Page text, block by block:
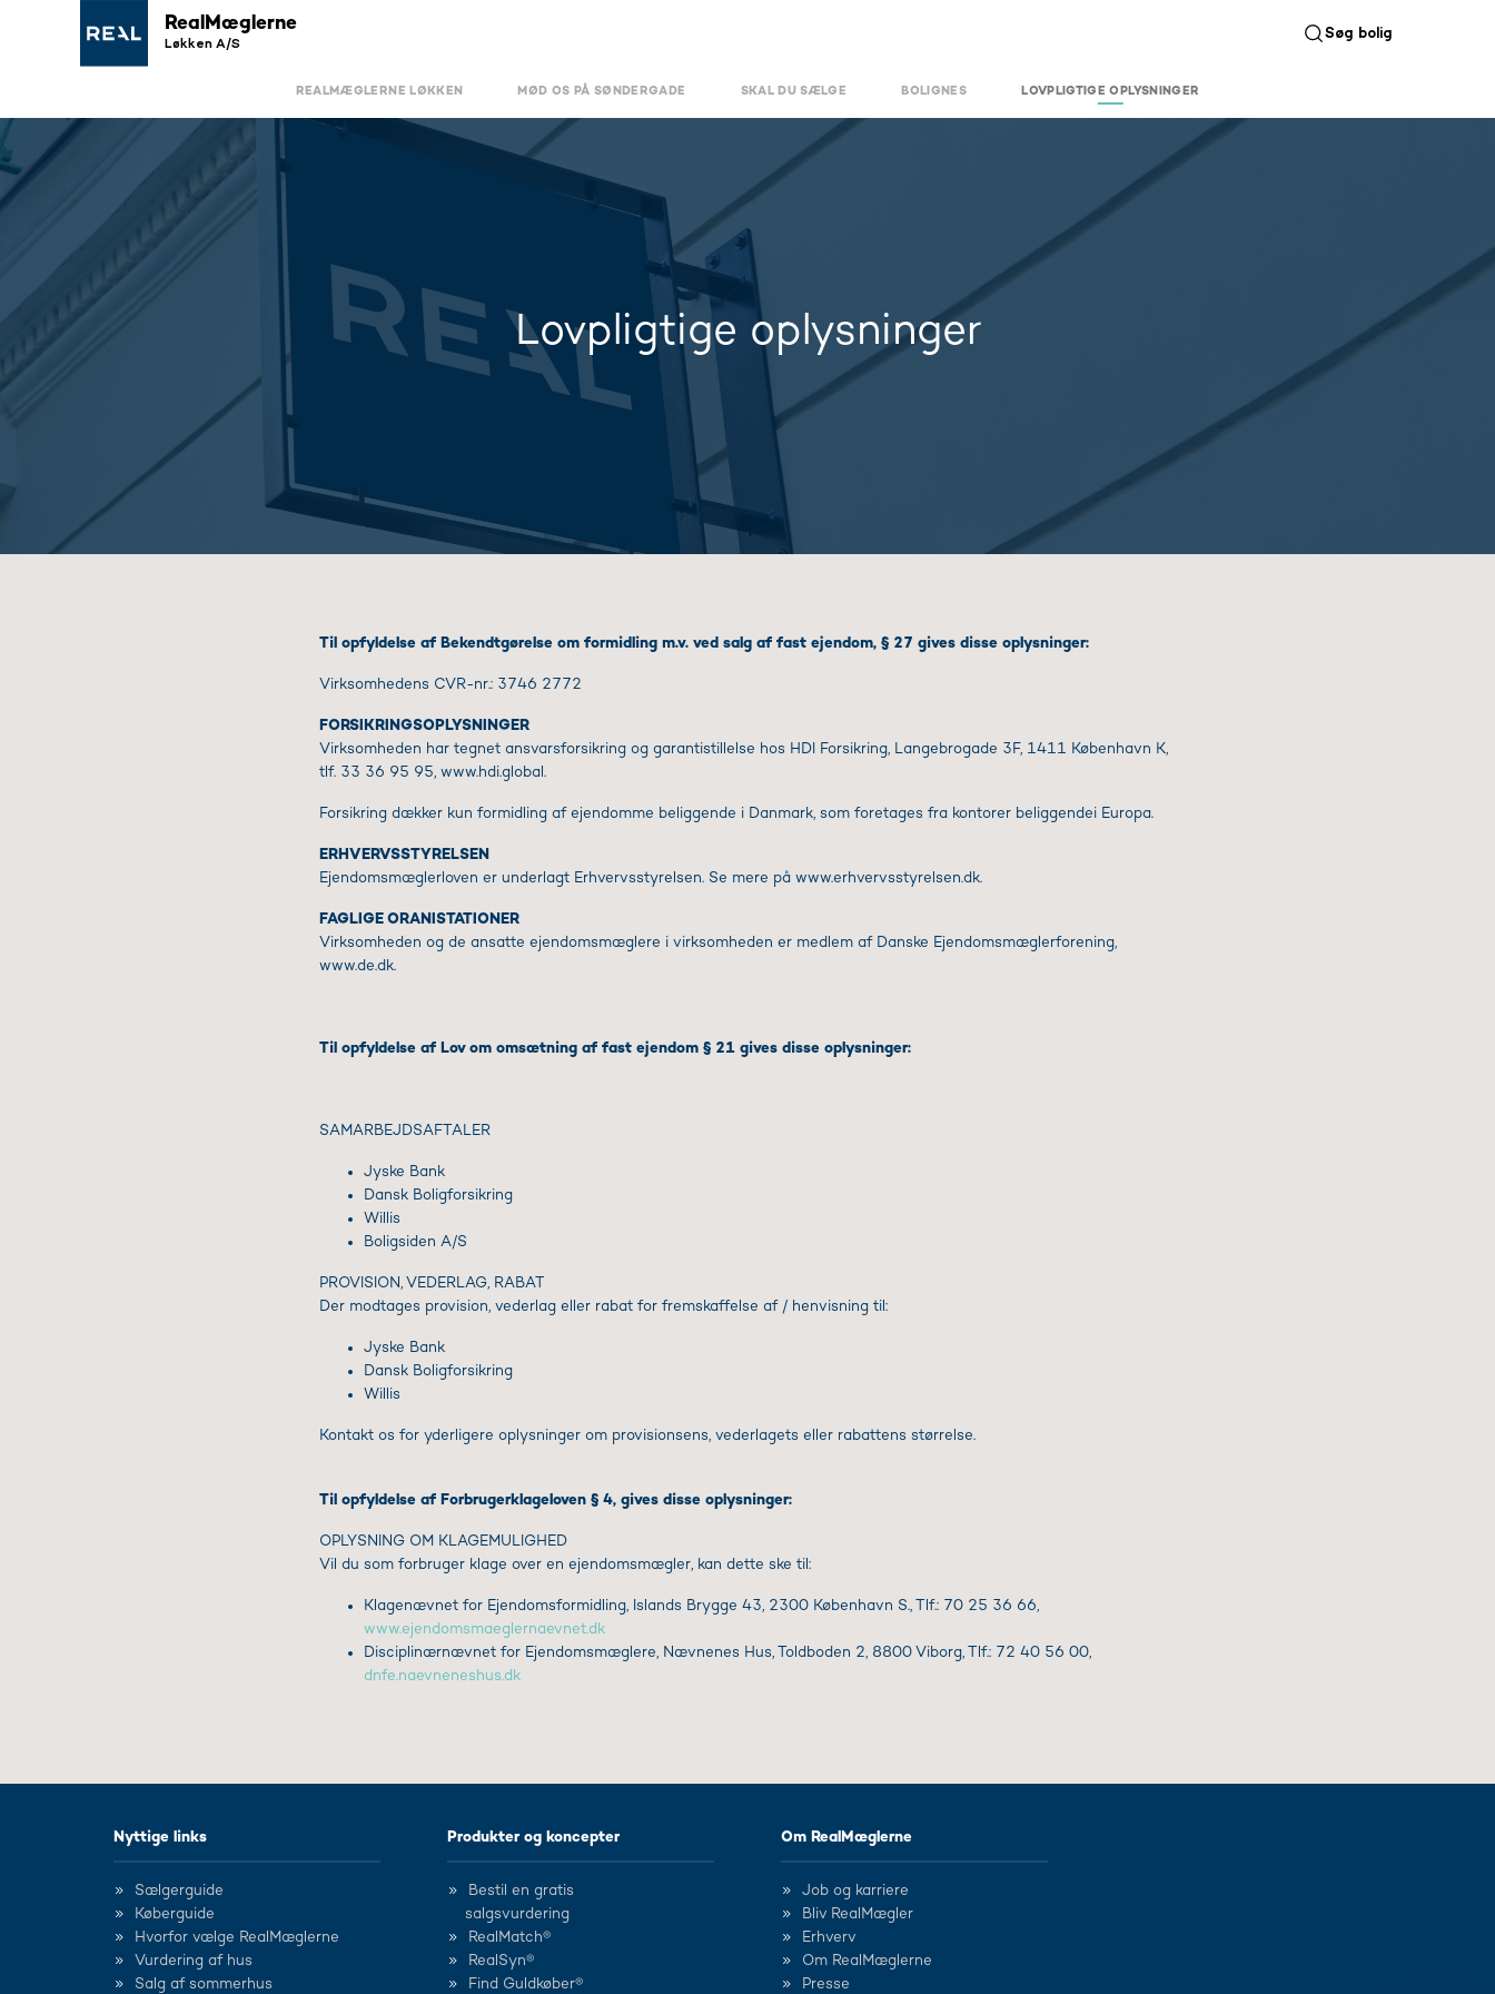
RealMæglerne
Løkken A/S
Søg bolig
REALMÆGLERNE LØKKEN MØD OS PÅ SØNDERGADE SKAL DU SÆLGE BOLIGNES LOVPLIGTIGE OPLYSNINGER
Lovpligtige oplysninger
Til opfyldelse af Bekendtgørelse om formidling m.v. ved salg af fast ejendom, § 27 gives disse oplysninger:
Virksomhedens CVR-nr.: 3746 2772
FORSIKRINGSOPLYSNINGER
Virksomheden har tegnet ansvarsforsikring og garantistillelse hos HDI Forsikring, Langebrogade 3F, 1411 København K,
tlf. 33 36 95 95, www.hdi.global.
Forsikring dækker kun formidling af ejendomme beliggende i Danmark, som foretages fra kontorer beliggendei Europa.
ERHVERVSSTYRELSEN
Ejendomsmæglerloven er underlagt Erhvervsstyrelsen. Se mere på www.erhvervsstyrelsen.dk.
FAGLIGE ORANISTATIONER
Virksomheden og de ansatte ejendomsmæglere i virksomheden er medlem af Danske Ejendomsmæglerforening,
www.de.dk.
Til opfyldelse af Lov om omsætning af fast ejendom § 21 gives disse oplysninger:
SAMARBEJDSAFTALER
Jyske Bank
Dansk Boligforsikring
Willis
Boligsiden A/S
PROVISION, VEDERLAG, RABAT
Der modtages provision, vederlag eller rabat for fremskaffelse af / henvisning til:
Jyske Bank
Dansk Boligforsikring
Willis
Kontakt os for yderligere oplysninger om provisionsens, vederlagets eller rabattens størrelse.
Til opfyldelse af Forbrugerklageloven § 4, gives disse oplysninger:
OPLYSNING OM KLAGEMULIGHED
Vil du som forbruger klage over en ejendomsmægler, kan dette ske til:
Klagenævnet for Ejendomsformidling, Islands Brygge 43, 2300 København S., Tlf.: 70 25 36 66,
www.ejendomsmaeglernaevnet.dk
Disciplinærnævnet for Ejendomsmæglere, Nævnenes Hus, Toldboden 2, 8800 Viborg, Tlf.: 72 40 56 00,
dnfe.naevneneshus.dk
Nyttige links
Sælgerguide
Køberguide
Hvorfor vælge RealMæglerne
Vurdering af hus
Salg af sommerhus
Produkter og koncepter
Bestil en gratis
salgsvurdering
RealMatch®
RealSyn®
Find Guldkøber®
Om RealMæglerne
Job og karriere
Bliv RealMægler
Erhverv
Om RealMæglerne
Presse